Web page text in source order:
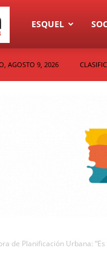
Diario
ESQUEL
AGOSTO 9, 2026
de Planificación Urbana: